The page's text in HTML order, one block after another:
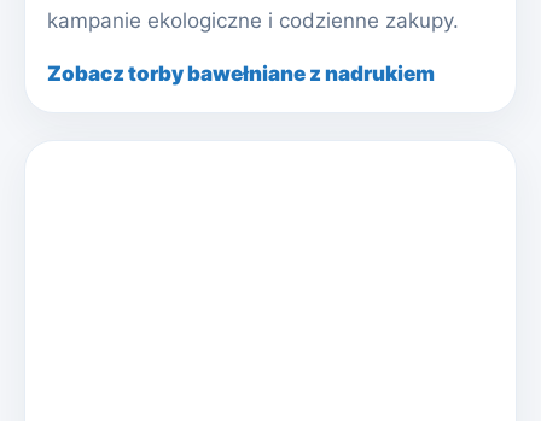
kampanie ekologiczne i codzienne zakupy.
Zobacz torby bawełniane z nadrukiem